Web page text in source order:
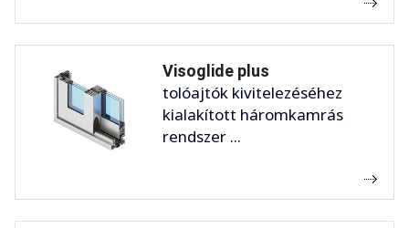
Visoglide plus
tolóajtók kivitelezéséhez
kialakított háromkamrás
rendszer ...